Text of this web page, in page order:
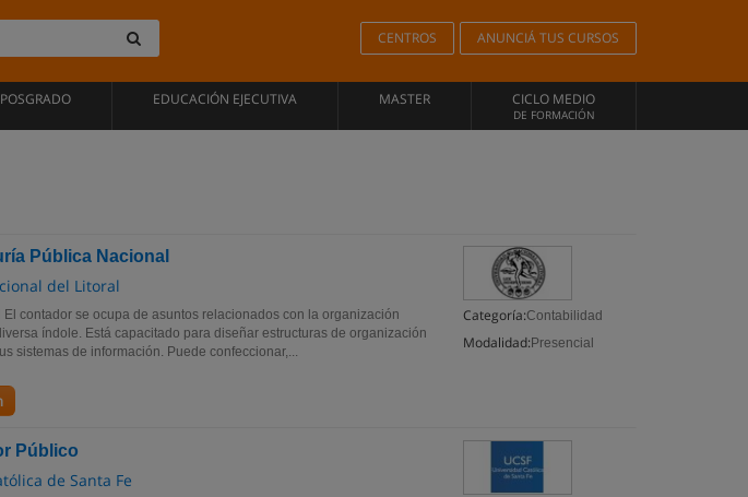
CENTROS ANUNCIÁ TUS CURSOS
POSGRADO EDUCACIÓN EJECUTIVA MASTER CICLO MEDIO
DE FORMACIÓN
Pública Nacional
del Litoral
Categoría:Contabilidad
Modalidad: Presencial
contador se ocupa de asuntos relacionados con la organización
índole. Está capacitado para diseñar estructuras de organización
sistemas de información. Puede confeccionar,...
Público
de Santa Fe